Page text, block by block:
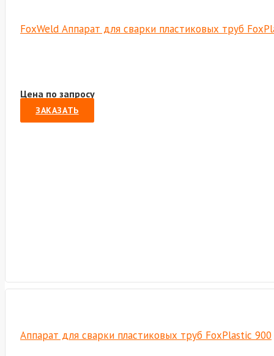
FoxWeld Аппарат для сварки пластиковых труб
Цена по запросу
ЗАКАЗАТЬ
Аппарат для сварки пластиковых труб FoxPlastic 900